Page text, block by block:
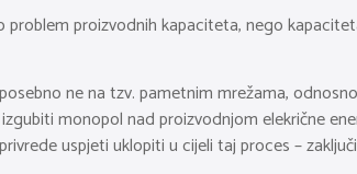
proizvodnih kapaciteta, nego
ne na tzv. pametnim mrežama,
monopol nad proizvodnjom elekrične
uspjeti uklopiti u cijeli taj proces –